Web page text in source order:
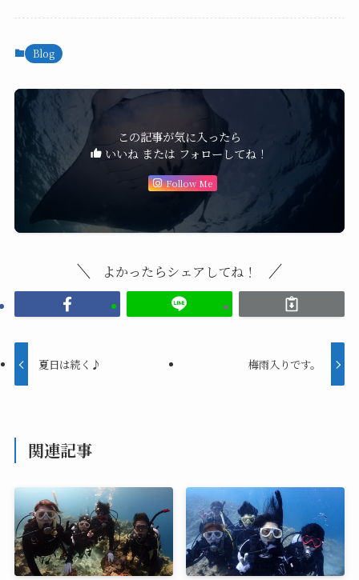
Blog
この記事が気に入ったら
いいね または フォローしてね！
Follow Me
よかったらシェアしてね！
夏日は続く♪ 梅雨入りです。
関連記事